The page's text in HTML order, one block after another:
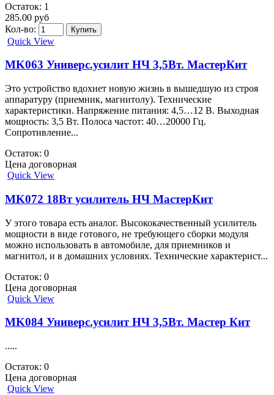
Остаток: 1
285.00 руб
Кол-во:
Quick View
MK063 Универс.усилит НЧ 3,5Вт. МастерКит
Это устройство вдохнет новую жизнь в вышедшую из строя
аппаратуру (приемник, магнитолу). Технические
характеристики. Напряжение питания: 4,5…12 B. Выходная
мощность: 3,5 Вт. Полоса частот: 40…20000 Гц.
Сопротивление...
Остаток: 0
Цена договорная
Quick View
MK072 18Вт усилитель НЧ МастерКит
У этого товара есть аналог. Высококачественный усилитель
мощности в виде готового, не требующего сборки модуля
можно использовать в автомобиле, для приемников и
магнитол, и в домашних условиях. Технические характерист...
Остаток: 0
Цена договорная
Quick View
MK084 Универс.усилит НЧ 3,5Вт. Мастер Кит
.....
Остаток: 0
Цена договорная
Quick View